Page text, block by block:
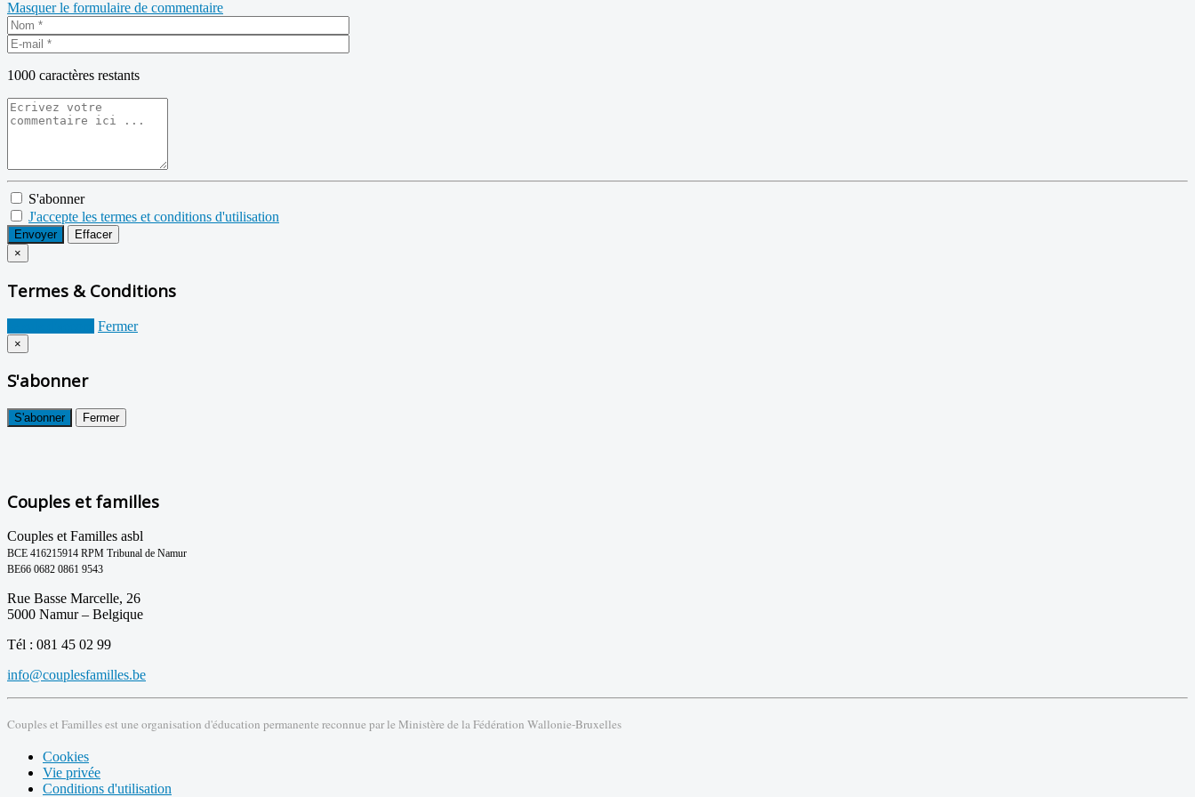
Masquer le formulaire de commentaire
1000 caractères restants
S'abonner
J'accepte les termes et conditions d'utilisation
Envoyer
Effacer
×
Termes & Conditions
Fermer
×
S'abonner
S'abonner Fermer
Couples et familles
Couples et Familles asbl
BCE 416215914 RPM Tribunal de Namur
BE66 0682 0861 9543
Rue Basse Marcelle, 26
5000 Namur – Belgique
Tél : 081 45 02 99
info@couplesfamilles.be
Couples et Familles est une organisation d'éducation permanente reconnue par le Ministère de la Fédération Wallonie-Bruxelles
Cookies
Vie privée
Conditions d'utilisation